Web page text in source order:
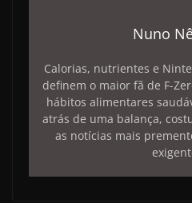
Nuno
Calorias, nutrientes e
definem o maior fã de F-
hábitos alimentares
atrás de uma balança,
as notícias mais